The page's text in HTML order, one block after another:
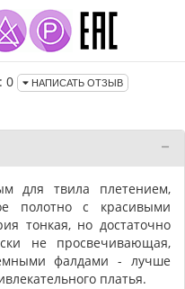
0 НАПИСАТЬ ОТЗЫВ
для твила плетением,
полотно с красивыми
тонкая, но достаточно
не просвечивающая,
фалдами - лучше
платья.